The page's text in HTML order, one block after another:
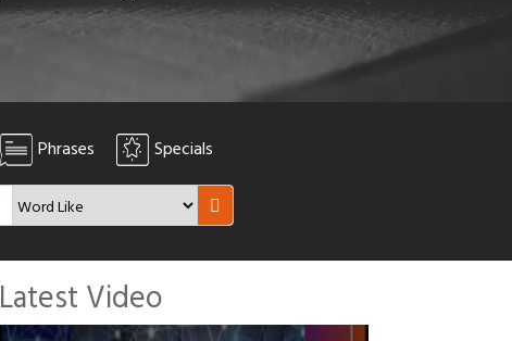
Phrases Specials
Latest Video